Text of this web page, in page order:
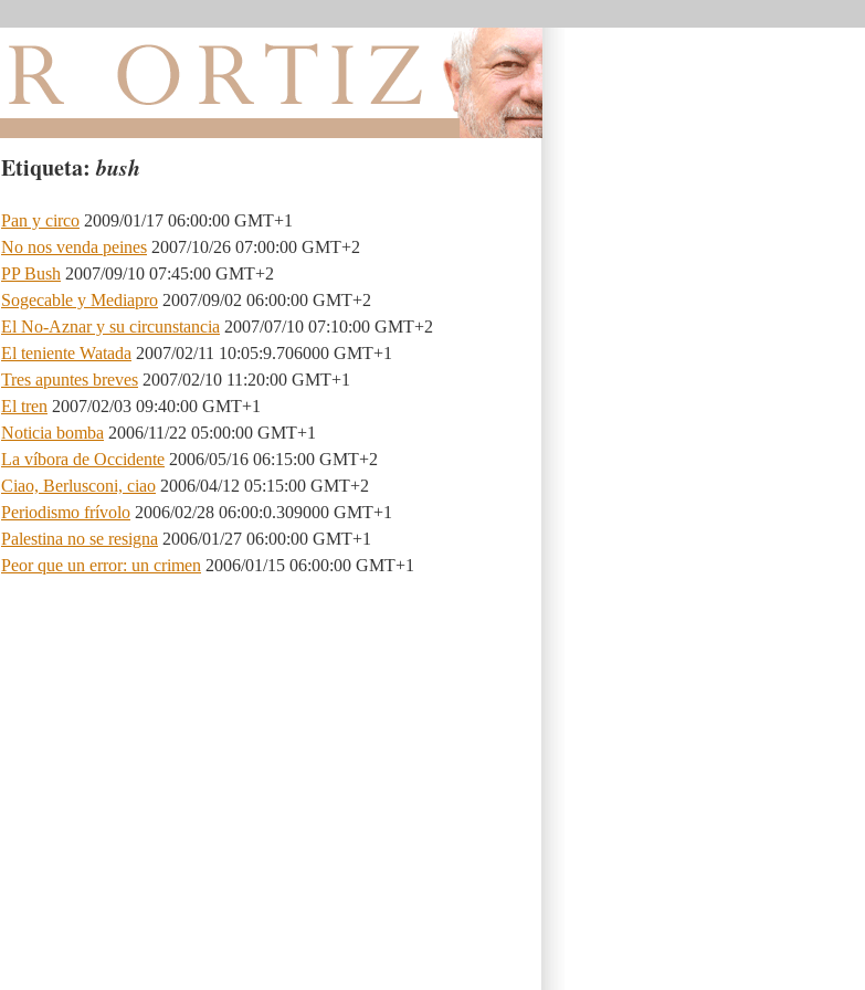
Etiqueta:bush
Pan y circo 2009/01/17 06:00:00 GMT+1
No nos venda peines 2007/10/26 07:00:00 GMT+2
PP Bush 2007/09/10 07:45:00 GMT+2
Sogecable y Mediapro 2007/09/02 06:00:00 GMT+2
El No-Aznar y su circunstancia 2007/07/10 07:10:00 GMT+2
El teniente Watada 2007/02/11 10:05:9.706000 GMT+1
Tres apuntes breves 2007/02/10 11:20:00 GMT+1
El tren 2007/02/03 09:40:00 GMT+1
Noticia bomba 2006/11/22 05:00:00 GMT+1
La víbora de Occidente 2006/05/16 06:15:00 GMT+2
Ciao, Berlusconi, ciao 2006/04/12 05:15:00 GMT+2
Periodismo frívolo 2006/02/28 06:00:0.309000 GMT+1
Palestina no se resigna 2006/01/27 06:00:00 GMT+1
Peor que un error: un crimen 2006/01/15 06:00:00 GMT+1